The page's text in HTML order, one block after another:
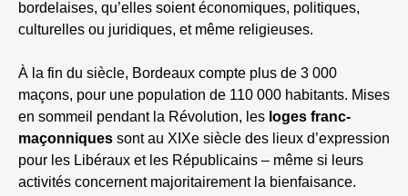
bordelaises, qu’elles soient économiques, politiques,
culturelles ou juridiques, et même religieuses.
À la fin du siècle, Bordeaux compte plus de 3 000
maçons, pour une population de 110 000 habitants. Mises
en sommeil pendant la Révolution, les loges franc-
maçonniques sont au XIXe siècle des lieux d’expression
pour les Libéraux et les Républicains – même si leurs
activités concernent majoritairement la bienfaisance.